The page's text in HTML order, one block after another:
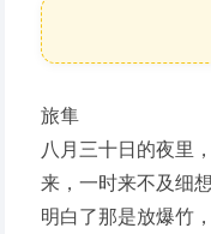
旅隼
八月三十日的夜里
来，一时来不及细
明白了那是放爆竹